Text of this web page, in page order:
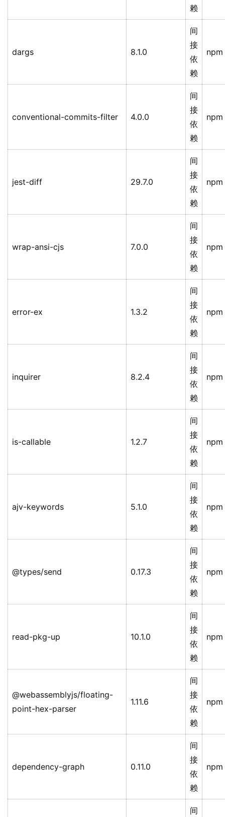
赖
dargs 8.1.0
间
接
依
赖
npm
conventional-commits-filter 4.0.0
间
接
依
赖
npm
jest-diff 29.7.0
间
接
依
赖
npm
wrap-ansi-cjs 7.0.0
间
接
依
赖
npm
error-ex 1.3.2
间
接
依
赖
npm
inquirer 8.2.4
间
接
依
赖
npm
is-callable 1.2.7
间
接
依
赖
npm
ajv-keywords 5.1.0
间
接
依
赖
npm
@types/send 0.17.3
间
接
依
赖
npm
read-pkg-up 10.1.0
间
接
依
赖
npm
@webassemblyjs/floating-
point-hex-parser
1.11.6
间
接
依
赖
npm
dependency-graph 0.11.0
间
接
依
赖
npm
间